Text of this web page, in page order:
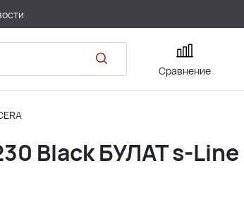
Сравнение
Black БУЛАТ s-Line